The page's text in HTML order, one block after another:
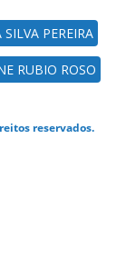
PEREIRA
RUBIO ROSO
reservados.